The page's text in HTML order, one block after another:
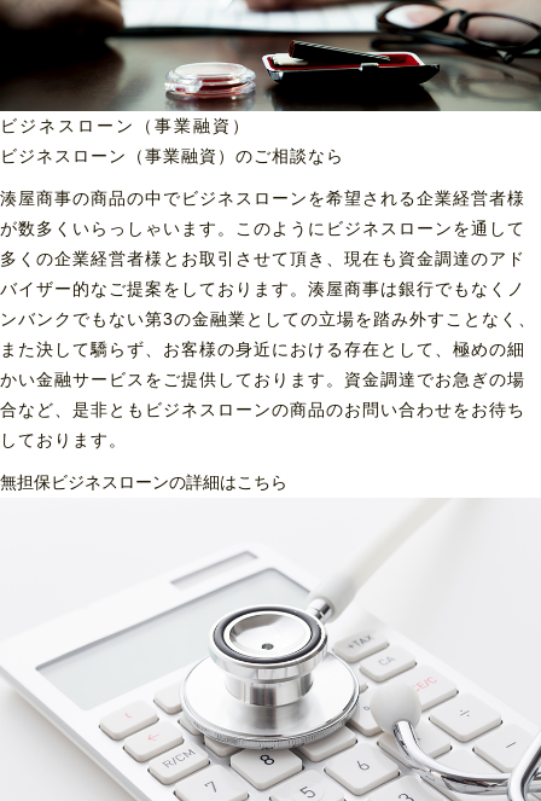
ビジネスローン（事業融資）
ビジネスローン（事業融資）のご相談なら
湊屋商事の商品の中でビジネスローンを希望される企業経営者様
が数多くいらっしゃいます。このようにビジネスローンを通して
多くの企業経営者様とお取引させて頂き、現在も資金調達のアド
バイザー的なご提案をしております。湊屋商事は銀行でもなくノ
ンバンクでもない第3の金融業としての立場を踏み外すことなく、
また決して驕らず、お客様の身近における存在として、極めの細
かい金融サービスをご提供しております。資金調達でお急ぎの場
合など、是非ともビジネスローンの商品のお問い合わせをお待ち
しております。
無担保ビジネスローンの詳細はこちら